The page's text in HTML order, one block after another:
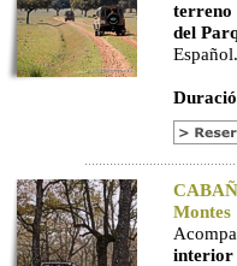
terreno
del
Español.
Montes
interior